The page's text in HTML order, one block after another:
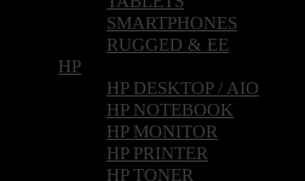
SMARTPHONES
RUGGED & EE
HP
HP DESKTOP / AIO
HP NOTEBOOK
HP MONITOR
HP PRINTER
HP TONER